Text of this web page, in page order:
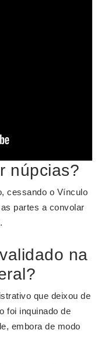
núpcias?
cessando o Vínculo
partes a convolar
.
na
que deixou de
foi inquinado de
embora de modo